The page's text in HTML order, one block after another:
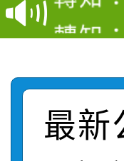
結果(
賽及
轉知
動辦
轉知
城市
轉知
最新